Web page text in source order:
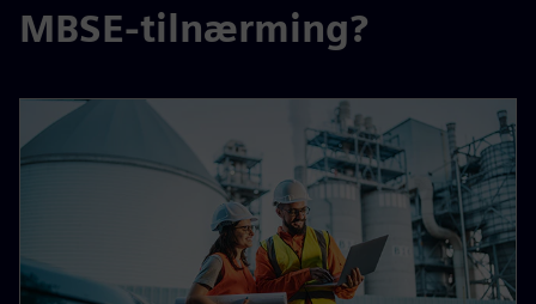
MBSE-tilnærming?